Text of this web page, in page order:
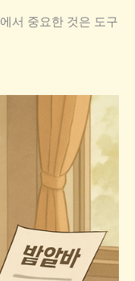
서 중요한 것은 도구